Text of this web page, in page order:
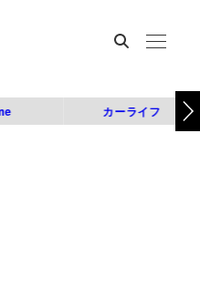
カーライフ